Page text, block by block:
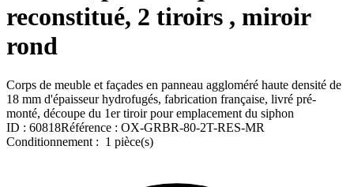
reconstitué, 2 tiroirs , miroir
rond
Corps de meuble et façades en panneau aggloméré haute densité de
18 mm d'épaisseur hydrofugés, fabrication française, livré pré-
monté, découpe du 1er tiroir pour emplacement du siphon
ID : 60818Référence : OX-GRBR-80-2T-RES-MR
Conditionnement : 1 pièce(s)